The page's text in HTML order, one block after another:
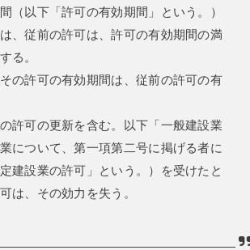
以下「許可の有効期間」という。）
、従前の許可は、許可の有効期間の満
る。
の許可の有効期間は、従前の許可の有
許可の更新を含む。以下「一般建設業
について、第一項第二号に掲げる者に
建設業の許可」という。）を受けたと
は、その効力を失う。